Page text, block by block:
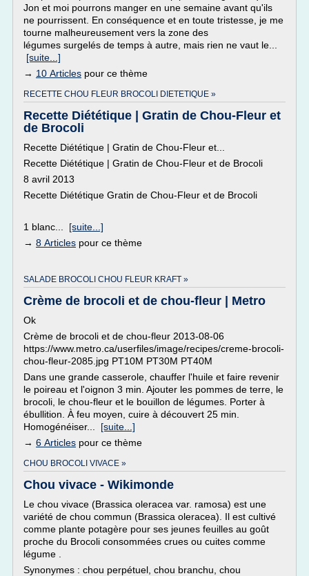
Jon et moi pourrons manger en une semaine avant qu'ils
ne pourrissent. En conséquence et en toute tristesse, je me
tourne malheureusement vers la zone des
légumes surgelés de temps à autre, mais rien ne vaut le...
[suite...]
→ 10 Articles pour ce thème
RECETTE CHOU FLEUR BROCOLI DIETETIQUE »
Recette Diététique | Gratin de Chou-Fleur et
de Brocoli
Recette Diététique | Gratin de Chou-Fleur et...
Recette Diététique | Gratin de Chou-Fleur et de Brocoli
8 avril 2013
Recette Diététique Gratin de Chou-Fleur et de Brocoli
1 blanc... [suite...]
→ 8 Articles pour ce thème
SALADE BROCOLI CHOU FLEUR KRAFT »
Crème de brocoli et de chou-fleur | Metro
Ok
Crème de brocoli et de chou-fleur 2013-08-06
https://www.metro.ca/userfiles/image/recipes/creme-brocoli-
chou-fleur-2085.jpg PT10M PT30M PT40M
Dans une grande casserole, chauffer l'huile et faire revenir
le poireau et l'oignon 3 min. Ajouter les pommes de terre, le
brocoli, le chou-fleur et le bouillon de légumes. Porter à
ébullition. À feu moyen, cuire à découvert 25 min.
Homogénéiser... [suite...]
→ 6 Articles pour ce thème
CHOU BROCOLI VIVACE »
Chou vivace - Wikimonde
Le chou vivace (Brassica oleracea var. ramosa) est une
variété de chou commun (Brassica oleracea). Il est cultivé
comme plante potagère pour ses jeunes feuilles au goût
proche du Brocoli consommées crues ou cuites comme
légume .
Synonymes : chou perpétuel, chou branchu, chou